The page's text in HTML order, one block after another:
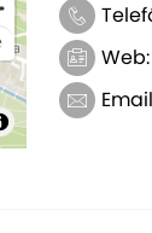
Web: